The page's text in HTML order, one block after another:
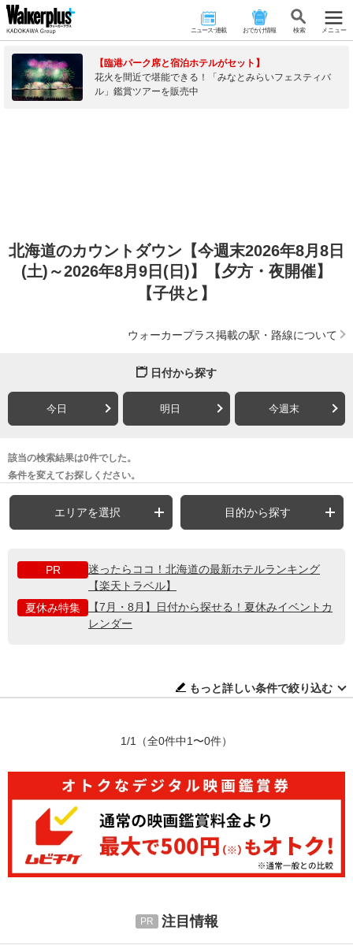
ニュース･連載 おでかけ情報 検 索 メニュー
【臨港パーク席と宿泊ホテルがセット】
花火を間近で堪能できる！「みなとみらいフェスティバ
ル」鑑賞ツアーを販売中
北海道のカウントダウン【今週末2026年8月8日
(土)～2026年8月9日(日)】【夕方・夜開催】
【子供と】
ウォーカープラス掲載の駅・路線について
日付から探す
今日 明日 今週末
該当の検索結果は0件でした。
条件を変えてお探しください。
エリアを選択 目的から探す
PR
迷ったらココ！北海道の最新ホテルランキング
【楽天トラベル】
夏休み特集
【7月・8月】日付から探せる！夏休みイベントカ
レンダー
もっと詳しい条件で絞り込む
1/1 （全0件中1〜0件）
注目情報